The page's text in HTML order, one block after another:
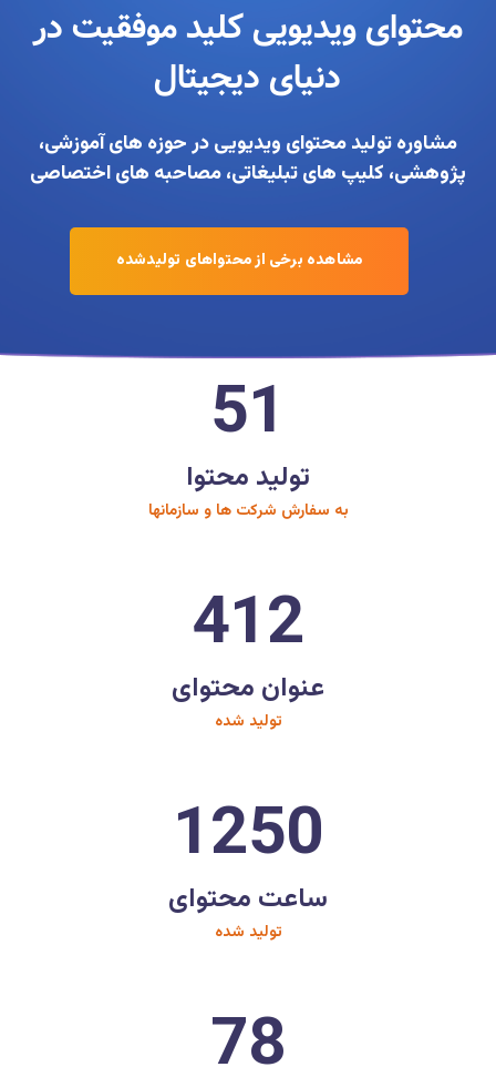
محتوای ویدیویی کلید موفقیت در
دنیای دیجیتال
مشاوره تولید محتوای ویدیویی در حوزه های آموزشی،
پژوهشی، کلیپ های تبلیغاتی، مصاحبه های اختصاصی
مشاهده برخی از محتواهای تولیدشده
51
تولید محتوا
به سفارش شرکت ها و سازمانها
412
عنوان محتوای
تولید شده
1250
ساعت محتوای
تولید شده